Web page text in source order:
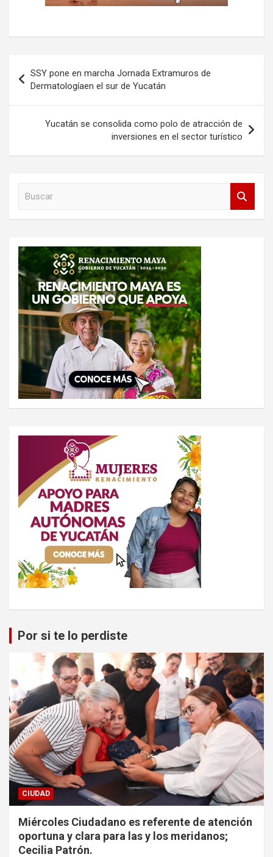
de
entradas
SSY pone en marcha Jornada Extramuros de
Dermatologíaen el sur de Yucatán
Yucatán se consolida como polo de atracción de
inversiones en el sector turístico
r
Por si te lo perdiste
CIUDAD
Miércoles Ciudadano es referente de atención
oportuna y clara para las y los meridanos;
Cecilia Patrón.